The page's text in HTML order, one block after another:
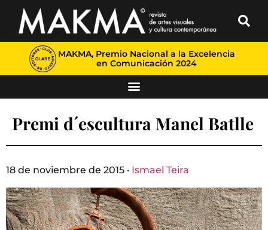
MAKMA, Premio Nacional a la Excelencia
en Comunicación 2024
Premi d´escultura Manel Batlle
18 de noviembre de 2015 · Ismael Teira